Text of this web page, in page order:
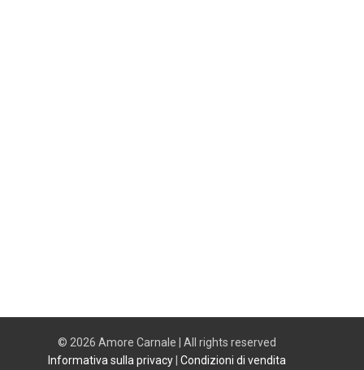
© 2026 Amore Carnale | All rights reserved
Informativa sulla privacy| Condizioni di vendita